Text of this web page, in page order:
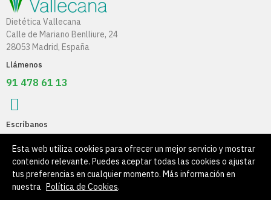
Dietética Vallecana
Calle de Mariano Benlliure, 24
28053 Madrid, España
Llámenos
91 478 61 13
Escríbanos
info@dieteticavallecana.com
Información
Esta web utiliza cookies para ofrecer un mejor servicio y mostrar
contenido relevante. Puedes aceptar todas las cookies o ajustar
tus preferencias en cualquier momento. Más información en
nuestra Política de Cookies.